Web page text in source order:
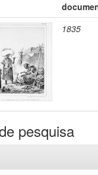
1835
pesquisa